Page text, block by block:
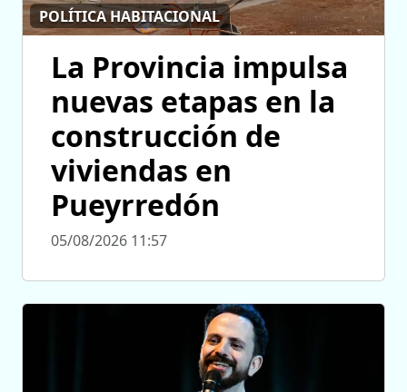
POLÍTICA HABITACIONAL
La Provincia impulsa
nuevas etapas en la
construcción de
viviendas en
Pueyrredón
05/08/2026 11:57